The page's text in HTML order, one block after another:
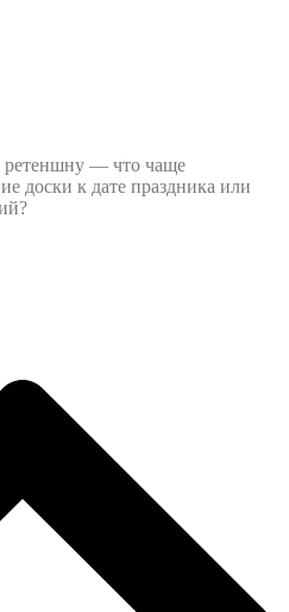
ретеншну — что чаще
доски к дате праздника или